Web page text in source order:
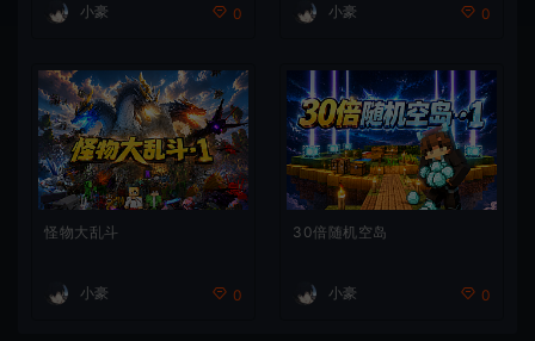
小豪 0 小豪 0
怪物大乱斗
小豪 0
30倍随机空岛
小豪 0